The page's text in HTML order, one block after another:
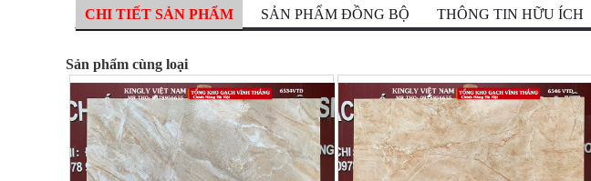
CHI TIẾT SẢN PHẨM SẢN PHẨM ĐỒNG BỘ THÔNG TIN HỮU ÍCH
Sản phẩm cùng loại